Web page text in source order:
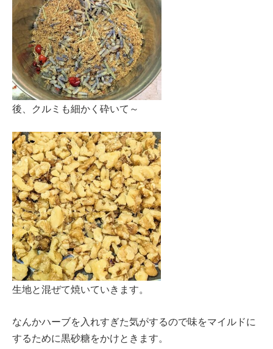
後、クルミも細かく砕いて～
生地と混ぜて焼いていきます。
なんかハーブを入れすぎた気がするので味をマイルドに
するために黒砂糖をかけときます。